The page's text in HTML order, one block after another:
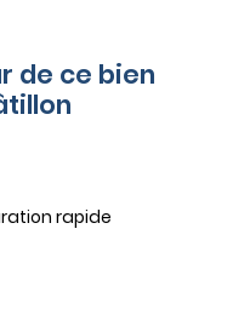
de ce bien
rapide